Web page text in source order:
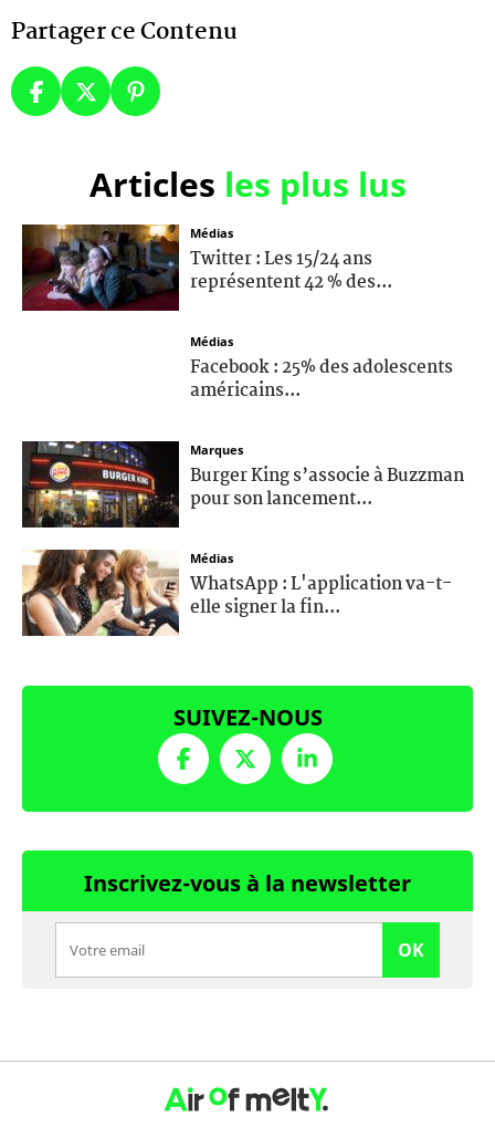
Partager ce Contenu
Articles les plus lus
Médias
Twitter : Les 15/24 ans
représentent 42 % des...
Médias
Facebook : 25% des adolescents
américains...
Marques
Burger King s’associe à Buzzman
pour son lancement...
Médias
WhatsApp : L'application va-t-
elle signer la fin...
SUIVEZ-NOUS
Inscrivez-vous à la newsletter
OK